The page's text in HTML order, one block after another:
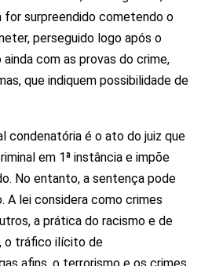
for surpreendido cometendo o
perseguido logo após o
com as provas do crime,
que indiquem possibilidade de
condenatória é o ato do juiz que
em 1ª instância e impõe
No entanto, a sentença pode
A lei considera como crimes
a prática do racismo e de
o tráfico ilícito de
afins, o terrorismo e os crimes